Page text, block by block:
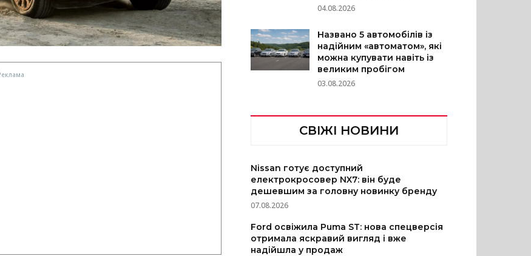
04.08.2026
Названо 5 автомобілів із
надійним «автоматом», які
можна купувати навіть із
великим пробігом
03.08.2026
СВІЖІ НОВИНИ
Nissan готує доступний
електрокросовер NX7: він буде
дешевшим за головну новинку бренду
07.08.2026
Ford освіжила Puma ST: нова спецверсія
отримала яскравий вигляд і вже
надійшла у продаж